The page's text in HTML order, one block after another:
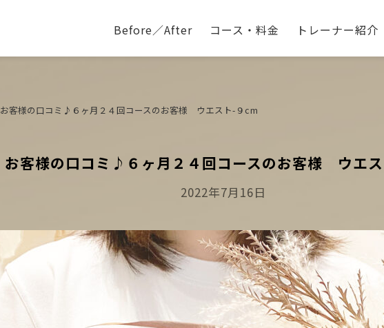
Before／After コース・料金 トレーナー紹介
お客様の口コミ♪６ヶ月２４回コースのお客様 ウエスト-９cm
お客様の口コミ♪６ヶ月２４回コースのお客様 ウエ
Posted
2022年7月16日